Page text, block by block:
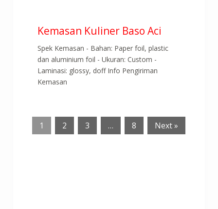
Kemasan Kuliner Baso Aci
Spek Kemasan - Bahan: Paper foil, plastic
dan aluminium foil - Ukuran: Custom -
Laminasi: glossy, doff Info Pengiriman
Kemasan
1 2 3 … 8 Next »